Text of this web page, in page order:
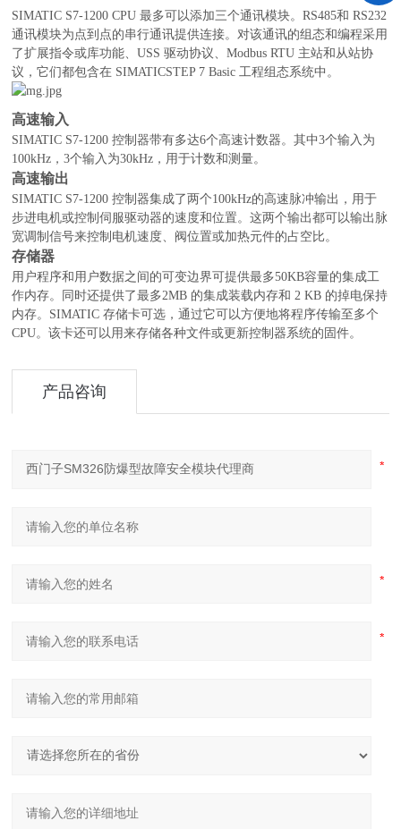
SIMATIC S7-1200 CPU 最多可以添加三个通讯模块。RS485和 RS232
通讯模块为点到点的串行通讯提供连接。对该通讯的组态和编程采用
了扩展指令或库功能、USS 驱动协议、Modbus RTU 主站和从站协
议，它们都包含在 SIMATICSTEP 7 Basic 工程组态系统中。
高速输入
SIMATIC S7-1200 控制器带有多达6个高速计数器。其中3个输入为
100kHz，3个输入为30kHz，用于计数和测量。
高速输出
SIMATIC S7-1200 控制器集成了两个100kHz的高速脉冲输出，用于
步进电机或控制伺服驱动器的速度和位置。这两个输出都可以输出脉
宽调制信号来控制电机速度、阀位置或加热元件的占空比。
存储器
用户程序和用户数据之间的可变边界可提供最多50KB容量的集成工
作内存。同时还提供了最多2MB 的集成装载内存和 2 KB 的掉电保持
内存。SIMATIC 存储卡可选，通过它可以方便地将程序传输至多个
CPU。该卡还可以用来存储各种文件或更新控制器系统的固件。
产品咨询